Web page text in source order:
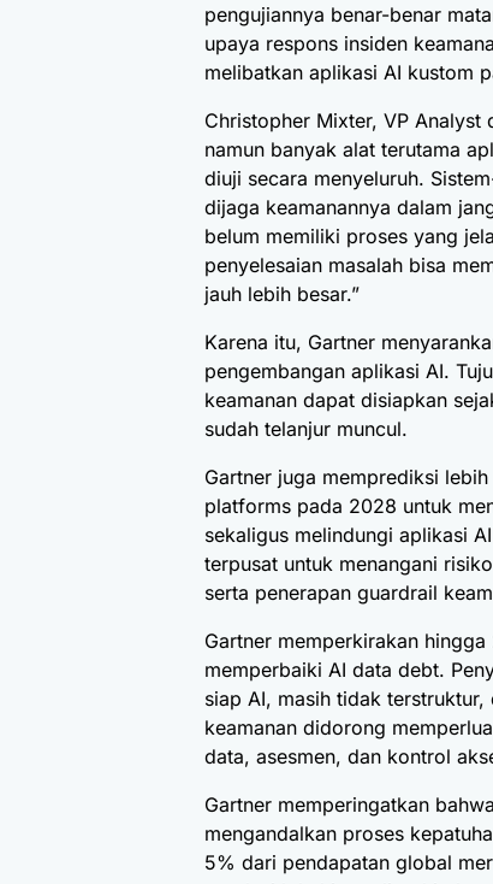
pengujiannya benar-benar
upaya respons insiden
melibatkan aplikasi AI kustom
Christopher Mixter, VP Analyst
namun banyak alat terutama
diuji secara menyeluruh.
dijaga keamanannya dalam
belum memiliki proses yang
penyelesaian masalah bisa
jauh lebih besar.”
Karena itu, Gartner
pengembangan aplikasi AI.
keamanan dapat disiapkan
sudah telanjur muncul.
Gartner juga memprediksi
platforms pada 2028 untuk
sekaligus melindungi aplikasi
terpusat untuk menangani
serta penerapan guardrail
Gartner memperkirakan
memperbaiki AI data debt.
siap AI, masih tidak
keamanan didorong
data, asesmen, dan kontrol
Gartner memperingatkan
mengandalkan proses
5% dari pendapatan global